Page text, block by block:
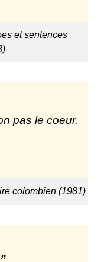
et sentences
pas le coeur.
colombien (1981)